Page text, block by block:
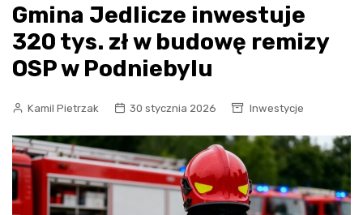
Gmina Jedlicze inwestuje
320 tys. zł w budowę remizy
OSP w Podniebylu
Kamil Pietrzak 30 stycznia 2026 Inwestycje